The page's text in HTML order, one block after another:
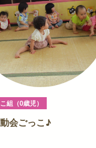
組（0歳児）
会ごっこ♪